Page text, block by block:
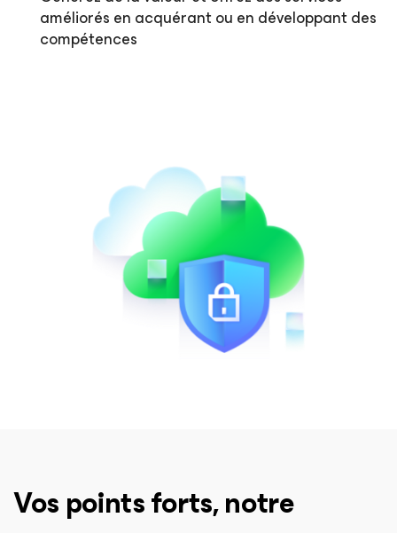
améliorés en acquérant ou en développant des
compétences
Vos points forts, notre